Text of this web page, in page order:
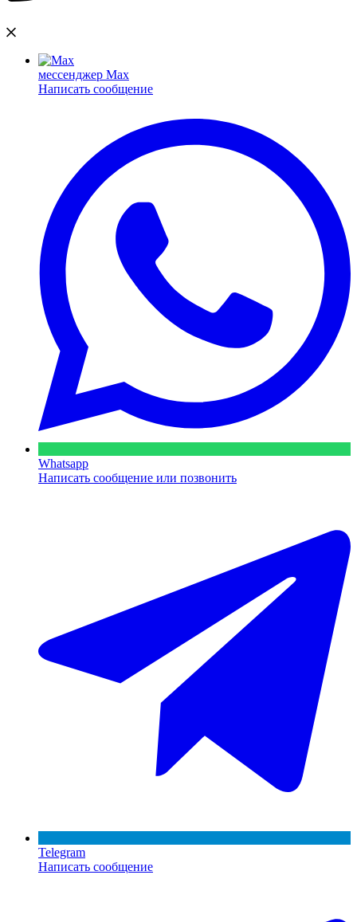
мессенджер Max
Написать сообщение
Whatsapp
Написать сообщение или позвонить
Telegram
Написать сообщение